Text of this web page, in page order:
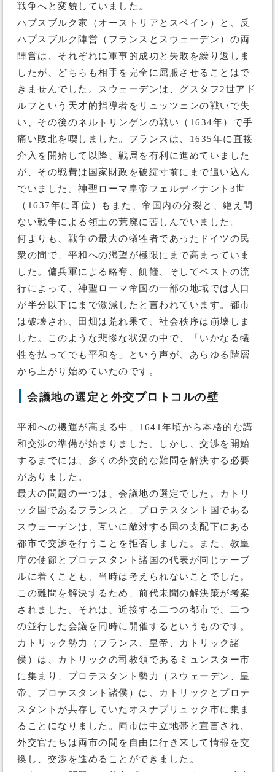
戦争へと変貌していました。
ハプスブルク家（オーストリアとスペイン）と、反
ハプスブルク陣営（フランスとスウェーデン）の両
陣営は、それぞれに軍事的成功と失敗を繰り返しま
したが、どちらも相手を完全に屈服させることはで
きませんでした。スウェーデンは、グスタフ2世アド
ルフという天才的指導者をリュッツェンの戦いで失
い、その後のネルトリンゲンの戦い（1634年）で手
痛い敗北を喫しました。フランスは、1635年に直接
介入を開始して以降、戦局を有利に進めていました
が、その戦費は国家財政を破綻寸前にまで追い込ん
でいました。神聖ローマ皇帝フェルディナント3世
（1637年に即位）もまた、帝国内の分裂と、絶え間
ない戦争による領土の荒廃に苦しんでいました。
何よりも、戦争の最大の犠牲者であったドイツの民
衆の間で、平和への渇望が極限にまで高まっていま
した。傭兵軍による略奪、飢饉、そしてペストの流
行によって、神聖ローマ帝国の一部の地域では人口
が半分以下にまで激減したと言われています。都市
は破壊され、田畑は荒れ果て、社会秩序は崩壊しま
した。このような悲惨な状況の中で、「いかなる犠
牲を払ってでも平和を」という声が、あらゆる階層
から上がり始めていたのです。
会議地の選定と外交プロトコルの壁
平和への機運が高まる中、1641年頃から本格的な講
和交渉の準備が始まりました。しかし、交渉を開始
するまでには、多くの外交的な難問を解決する必要
がありました。
最大の問題の一つは、会議地の選定でした。カトリ
ック国であるフランスと、プロテスタント国である
スウェーデンは、互いに敵対する国の支配下にある
都市で交渉を行うことを拒否しました。また、教皇
庁の使節とプロテスタント諸国の代表が同じテーブ
ルに着くことも、当時は考えられないことでした。
この難問を解決するため、前代未聞の解決策が考案
されました。それは、近接する二つの都市で、二つ
の並行した会議を同時に開催するというものです。
カトリック勢力（フランス、皇帝、カトリック諸
侯）は、カトリックの司教領であるミュンスター市
に集まり、プロテスタント勢力（スウェーデン、皇
帝、プロテスタント諸侯）は、カトリックとプロテ
スタントが共存していたオスナブリュック市に集ま
ることになりました。両市は中立地帯と宣言され、
外交官たちは両市の間を自由に行き来して情報を交
換し、交渉を進めることができました。